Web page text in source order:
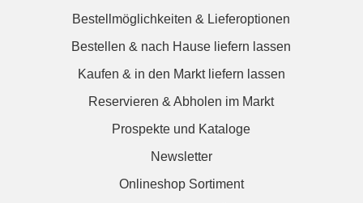
Bestellmöglichkeiten & Lieferoptionen
Bestellen & nach Hause liefern lassen
Kaufen & in den Markt liefern lassen
Reservieren & Abholen im Markt
Prospekte und Kataloge
Newsletter
Onlineshop Sortiment